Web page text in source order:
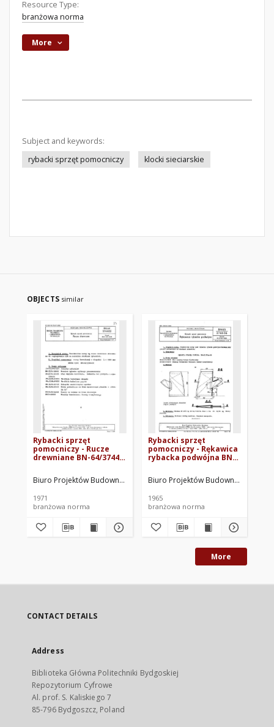
Resource Type:
branżowa norma
More
Subject and keywords:
rybacki sprzęt pomocniczy
klocki sieciarskie
OBJECTS similar
Rybacki sprzęt
pomocniczy - Rucze
drewniane BN-64/3744-
Biuro Projektów Budownictwa Morskiego. Oprac.
1971
branżowa norma
Rybacki sprzęt
pomocniczy - Rękawica
rybacka podwójna BN-
Biuro Projektów Budownictwa
1965
branżowa norma
More
CONTACT DETAILS
Address
Biblioteka Główna Politechniki Bydgoskiej
Repozytorium Cyfrowe
Al. prof. S. Kaliskiego 7
85-796 Bydgoszcz, Poland